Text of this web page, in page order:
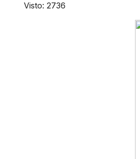
Visto: 2736